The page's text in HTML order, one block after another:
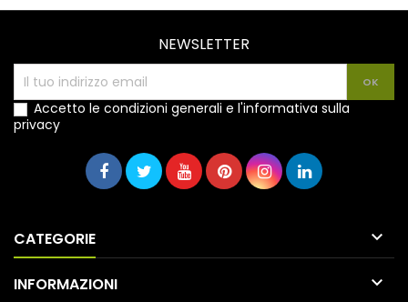
NEWSLETTER
Accetto le condizioni generali e l'informativa sulla
privacy
CATEGORIE 
INFORMAZIONI 